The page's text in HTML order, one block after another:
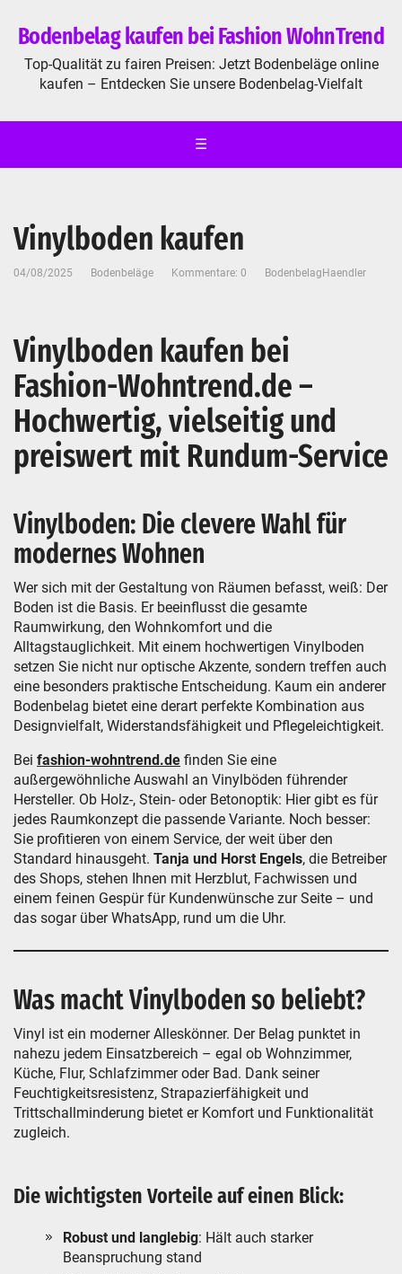
Bodenbelag kaufen bei Fashion WohnTrend
Top-Qualität zu fairen Preisen: Jetzt Bodenbeläge online
kaufen – Entdecken Sie unsere Bodenbelag-Vielfalt
☰
Vinylboden kaufen
04/08/2025 Bodenbeläge Kommentare: 0 BodenbelagHaendler
Vinylboden kaufen bei
Fashion-Wohntrend.de –
Hochwertig, vielseitig und
preiswert mit Rundum-Service
Vinylboden: Die clevere Wahl für
modernes Wohnen
Wer sich mit der Gestaltung von Räumen befasst, weiß: Der
Boden ist die Basis. Er beeinflusst die gesamte
Raumwirkung, den Wohnkomfort und die
Alltagstauglichkeit. Mit einem hochwertigen Vinylboden
setzen Sie nicht nur optische Akzente, sondern treffen auch
eine besonders praktische Entscheidung. Kaum ein anderer
Bodenbelag bietet eine derart perfekte Kombination aus
Designvielfalt, Widerstandsfähigkeit und Pflegeleichtigkeit.
Bei fashion-wohntrend.de finden Sie eine
außergewöhnliche Auswahl an Vinylböden führender
Hersteller. Ob Holz-, Stein- oder Betonoptik: Hier gibt es für
jedes Raumkonzept die passende Variante. Noch besser:
Sie profitieren von einem Service, der weit über den
Standard hinausgeht. Tanja und Horst Engels, die Betreiber
des Shops, stehen Ihnen mit Herzblut, Fachwissen und
einem feinen Gespür für Kundenwünsche zur Seite – und
das sogar über WhatsApp, rund um die Uhr.
Was macht Vinylboden so beliebt?
Vinyl ist ein moderner Alleskönner. Der Belag punktet in
nahezu jedem Einsatzbereich – egal ob Wohnzimmer,
Küche, Flur, Schlafzimmer oder Bad. Dank seiner
Feuchtigkeitsresistenz, Strapazierfähigkeit und
Trittschallminderung bietet er Komfort und Funktionalität
zugleich.
Die wichtigsten Vorteile auf einen Blick:
Robust und langlebig: Hält auch starker
Beanspruchung stand